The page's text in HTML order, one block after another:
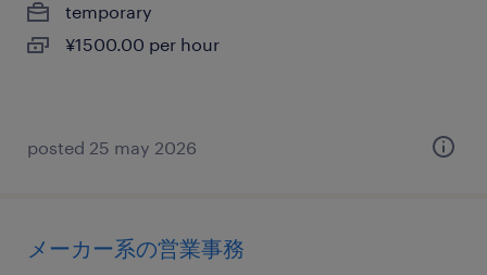
temporary
¥1500.00 per hour
posted 25 may 2026
メーカー系の営業事務